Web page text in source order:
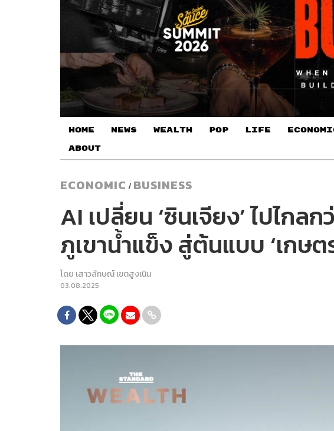
HOME NEWS WEALTH POP LIFE
ABOUT
ECONOMIC / BUSINESS
AI เปลี่ยน ‘ซินเจียง’ ไปไก
ภูเขาน้ำแข็ง สู่ต้นแบบ ‘เกษต
โดย เสาวลักษณ์ เขตสูงเนิน
03.08.2025